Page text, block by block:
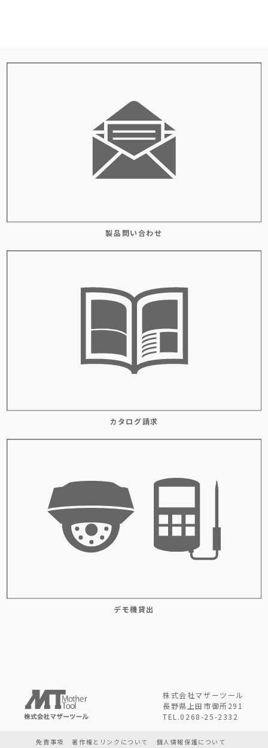
製品問い合わせ
カタログ請求
デモ機貸出
株式会社マザーツール
長野県上田市御所291
TEL.0268-25-2332
免責事項 著作権とリンクについて 個人情報保護について